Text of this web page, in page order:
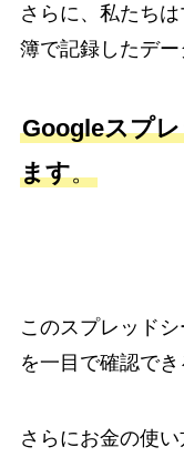
さらに、私たち
簿で記録したデー
Googleスプ
ます。
このスプレッド
を一目で確認でき
さらにお金の使